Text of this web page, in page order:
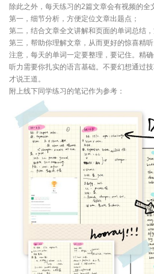
除此之外，每天练习的2篇文章会有视频的全
第一，细节分析，方便定位文章出题点；
第二，结合文章全文讲解和页面的单词总结
第三，帮助你理解文章，从而更好的惊喜精听
注意，每天的单词一定要整理，要记住。精
听力需要你扎实的语言基础。不要幻想通过
才说王道。
附上线下同学练习的笔记作为参考：